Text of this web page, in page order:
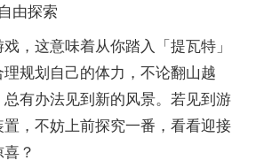
由探索
这意味着从你踏入「提瓦特」
规划自己的体力，不论翻山越
有办法见到新的风景。若见到游
，不妨上前探究一番，看看迎接
？